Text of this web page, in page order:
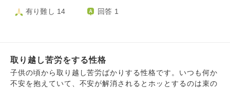
も、自分はやれることはやり切ったと思いたいです。 ２回
な自分もどうかと思います… 人生丸々やり直したいで
す。。 よろしければアドバイスのほど、どうか宜しくお願
い致します。
いてなくてたまたま黒を免れた可能性もありますが、自分で
そのように思えるようになるにはどうしたらいいでしょう
か？
す多大なストレスなのです。些細な事を、大事として捉え過
うなこと（社会問題や政治など）」についても、怒りの感情
が強く、怒りと悔しさで眠れない事も多々あります。 些
細な事がうまくいかないと、人生全てがうまくいっていない
有り難し 14 回答 1
取り越し苦労をする性格
子供の頃から取り越し苦労ばかりする性格です。いつも何か
不安を抱えていて、不安が解消されるとホッとするのは束の